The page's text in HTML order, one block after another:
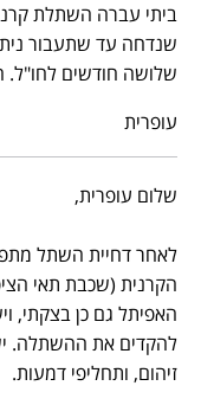
ביתי עברה השתלת
שנדחה עד שתעבור
שלושה חודשים לחו"ל.
עופרית
שלום עופרית,
לאחר דחיית השתל
הקרנית (שכבת תאי
האפיתל גם כן בצקתי,
להקדים את ההשתלה.
זיהום, ותחליפי דמעות.